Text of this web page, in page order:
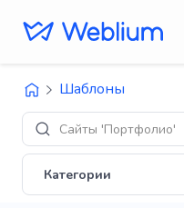
Шаблоны
Сайты 'Портфолио'
Категории